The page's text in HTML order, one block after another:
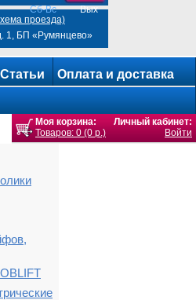
Сб-Вс
Вых
проезда)
1, БП «Румянцево»
Статьи Оплата и доставка
Моя корзина:
Товаров: 0 (0 р.)
Личный кабинет:
Войти